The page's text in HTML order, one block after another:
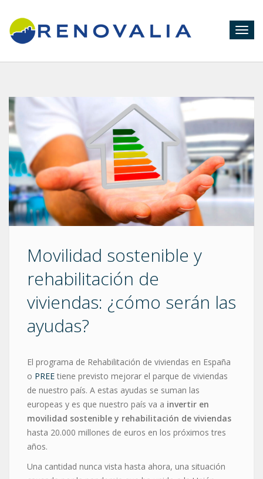
Movilidad sostenible y
rehabilitación de
viviendas: ¿cómo serán las
ayudas?
El programa de Rehabilitación de viviendas en España
o PREE tiene previsto mejorar el parque de viviendas
de nuestro país. A estas ayudas se suman las
europeas y es que nuestro país va a invertir en
movilidad sostenible y rehabilitación de viviendas
hasta 20.000 millones de euros en los próximos tres
años.
Una cantidad nunca vista hasta ahora, una situación